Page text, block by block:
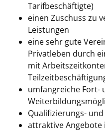
Tarifbeschäftigte)
einen Zuschuss zu
Leistungen
eine sehr gute
Privatleben durch
mit
umfangreiche Fort-
Qualifizierungs-
attraktive Angebote